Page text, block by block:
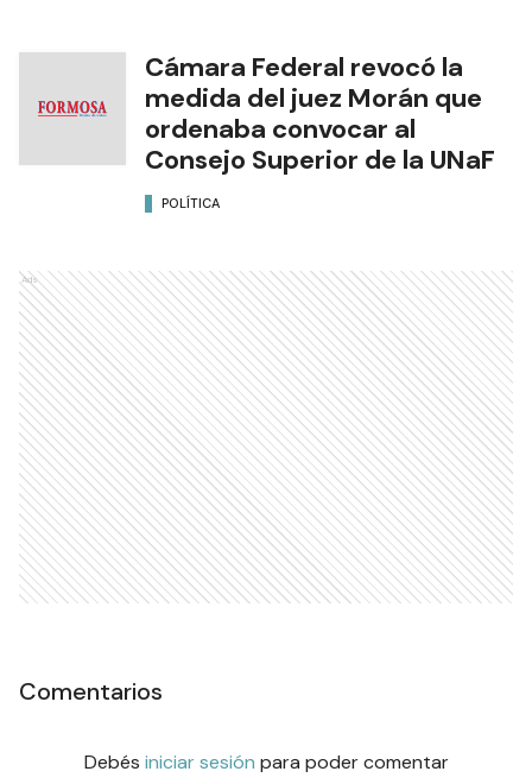
Cámara Federal revocó la
medida del juez Morán que
ordenaba convocar al
Consejo Superior de la UNaF
POLÍTICA
Ads
Comentarios
Debés iniciar sesión para poder comentar